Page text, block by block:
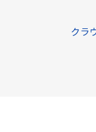
クラ